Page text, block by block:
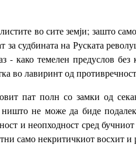
во сите земји; зашто
судбината на Руската
- како темелен предуслов без
во лавиринт од
пат полн со замки од
не може да биде
и неопходност сред бучниот
само некритичкиот восхит